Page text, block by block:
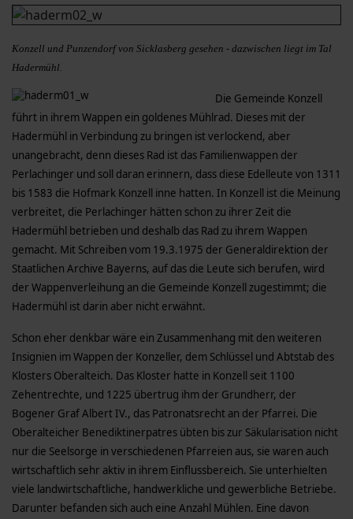
Konzell und Punzendorf von Sicklasberg gesehen - dazwischen liegt im Tal
Hadermühl.
Die Gemeinde Konzell
führt in ihrem Wappen ein goldenes Mühlrad. Dieses mit der
Hadermühl in Verbindung zu bringen ist verlockend, aber
unangebracht, denn dieses Rad ist das Familienwappen der
Perlachinger und soll daran erinnern, dass diese Edelleute von 1311
bis 1583 die Hofmark Konzell inne hatten. In Konzell ist die Meinung
verbreitet, die Perlachinger hätten schon zu ihrer Zeit die
Hadermühl betrieben und deshalb das Rad zu ihrem Wappen
gemacht. Mit Schreiben vom 19.3.1975 der Generaldirektion der
Staatlichen Archive Bayerns, auf das die Leute sich berufen, wird
der Wappenverleihung an die Gemeinde Konzell zugestimmt; die
Hadermühl ist darin aber nicht erwähnt.
Schon eher denkbar wäre ein Zusammenhang mit den weiteren
Insignien im Wappen der Konzeller, dem Schlüssel und Abtstab des
Klosters Oberalteich. Das Kloster hatte in Konzell seit 1100
Zehentrechte, und 1225 übertrug ihm der Grundherr, der
Bogener Graf Albert IV., das Patronatsrecht an der Pfarrei. Die
Oberalteicher Benediktinerpatres übten bis zur Säkularisation nicht
nur die Seelsorge in verschiedenen Pfarreien aus, sie waren auch
wirtschaftlich sehr aktiv in ihrem Einflussbereich. Sie unterhielten
viele landwirtschaftliche, handwerkliche und gewerbliche Betriebe.
Darunter befanden sich auch eine Anzahl Mühlen. Eine davon